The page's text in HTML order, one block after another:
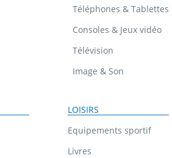
Téléphones & Tablettes
Consoles & Jeux vidéo
Télévision
Image & Son
LOISIRS
Equipements sportif
Livres